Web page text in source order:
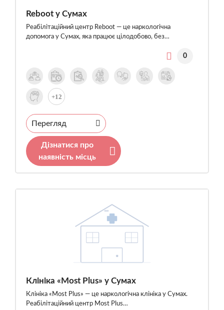
Reboot у Сумах
Реабілітаційний центр Reboot — це наркологічна
допомога у Сумах, яка працює цілодобово, без…
0
+12
Перегляд
Дізнатися про
наявність місць
Клініка «Most Plus» у Сумах
Клініка «Most Plus» — це наркологічна клініка у Сумах.
Реабілітаційний центр Most Plus…